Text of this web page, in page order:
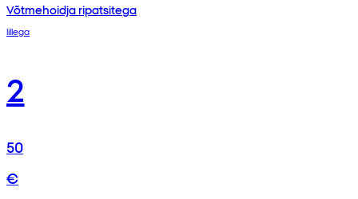
Võtmehoidja ripatsitega
lillega
2
50
€